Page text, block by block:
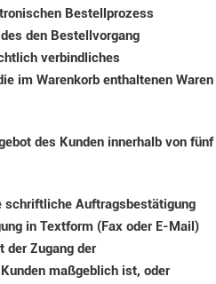
Bestellprozess
den Bestellvorgang
verbindliches
im Warenkorb enthaltenen Waren
des Kunden innerhalb von fünf
schriftliche Auftragsbestätigung
in Textform (Fax oder E-Mail)
der Zugang der
maßgeblich ist, oder